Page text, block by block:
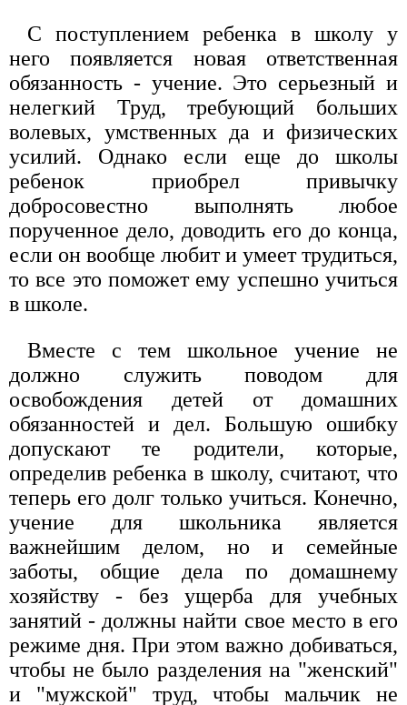
С поступлением ребенка в школу у
него появляется новая ответственная
обязанность - учение. Это серьезный и
нелегкий Труд, требующий больших
волевых, умственных да и физических
усилий. Однако если еще до школы
ребенок приобрел привычку
добросовестно выполнять любое
порученное дело, доводить его до конца,
если он вообще любит и умеет трудиться,
то все это поможет ему успешно учиться
в школе.
Вместе с тем школьное учение не
должно служить поводом для
освобождения детей от домашних
обязанностей и дел. Большую ошибку
допускают те родители, которые,
определив ребенка в школу, считают, что
теперь его долг только учиться. Конечно,
учение для школьника является
важнейшим делом, но и семейные
заботы, общие дела по домашнему
хозяйству - без ущерба для учебных
занятий - должны найти свое место в его
режиме дня. При этом важно добиваться,
чтобы не было разделения на "женский"
и "мужской" труд, чтобы мальчик не